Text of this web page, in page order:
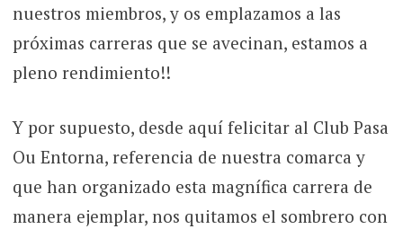
nuestros miembros, y os emplazamos a las
próximas carreras que se avecinan, estamos a
pleno rendimiento!!
Y por supuesto, desde aquí felicitar al Club Pasa
Ou Entorna, referencia de nuestra comarca y
que han organizado esta magnífica carrera de
manera ejemplar, nos quitamos el sombrero con